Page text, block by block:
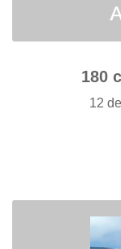
180
12